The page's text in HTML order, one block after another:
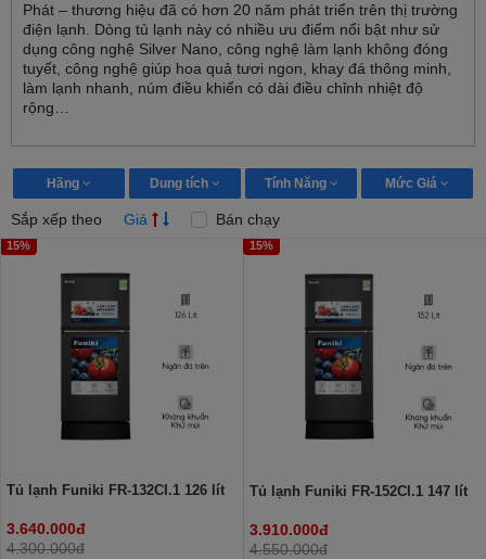
Phát – thương hiệu đã có hơn 20 năm phát triển trên thị trường
điện lạnh. Dòng tủ lạnh này có nhiều ưu điểm nổi bật như sử
dụng công nghệ Silver Nano, công nghệ làm lạnh không đóng
tuyết, công nghệ giúp hoa quả tươi ngon, khay đá thông minh,
làm lạnh nhanh, núm điều khiển có dài điều chỉnh nhiệt độ
rộng…
Hãng Dung tích Tính Năng Mức Giá
Sắp xếp theo Giá Bán chạy
15%
Tủ lạnh Funiki FR-132CI.1 126 lít
3.640.000đ
4.300.000đ
15%
Tủ lạnh Funiki FR-152CI.1 147 lít
3.910.000đ
4.550.000đ